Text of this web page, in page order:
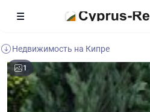
Недвижимость на Кипре
1